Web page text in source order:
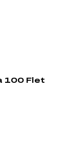
100 Flet